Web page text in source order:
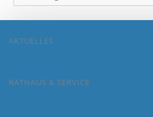
AKTUELLES
RATHAUS & SERVICE